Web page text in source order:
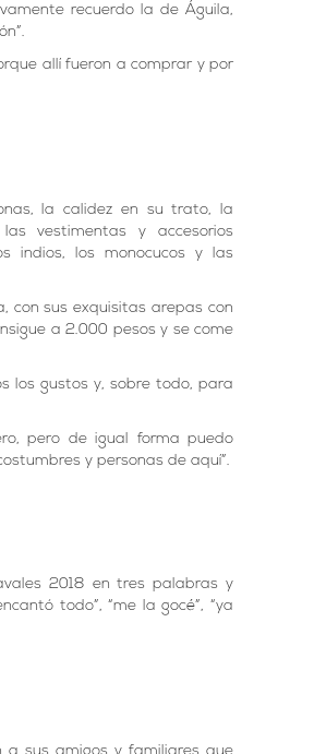
recuerdo la de Águila,
allí fueron a comprar y por
la calidez en su trato, la
vestimentas y accesorios
indios, los monocucos y las
con sus exquisitas arepas con
a 2.000 pesos y se come
los gustos y, sobre todo, para
pero de igual forma puedo
y personas de aquí”.
2018 en tres palabras y
todo”, “me la gocé”, “ya